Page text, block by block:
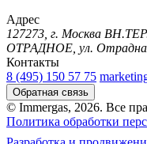
Адрес
127273, г. Москва
ОТРАДНОЕ, ул.
Контакты
8 (495) 150 57 75
Обратная связь
© Immergas, 2026. Все
Политика обработки